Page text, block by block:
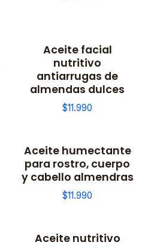
Aceite facial
nutritivo
antiarrugas de
almendas dulces
$11.990
Aceite humectante
para rostro, cuerpo
y cabello almendras
$11.990
Aceite nutritivo